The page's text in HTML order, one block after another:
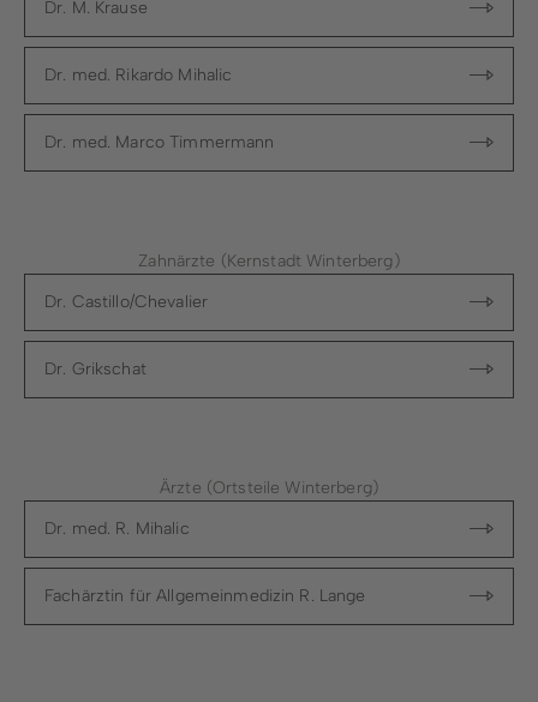
Dr. M. Krause
Dr. med. Rikardo Mihalic
Dr. med. Marco Timmermann
Zahnärzte (Kernstadt Winterberg)
Dr. Castillo/Chevalier
Dr. Grikschat
Ärzte (Ortsteile Winterberg)
Dr. med. R. Mihalic
Fachärztin für Allgemeinmedizin R. Lange